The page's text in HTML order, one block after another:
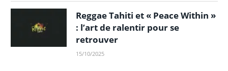
Reggae Tahiti et « Peace Within »
: l’art de ralentir pour se
retrouver
15/10/2025